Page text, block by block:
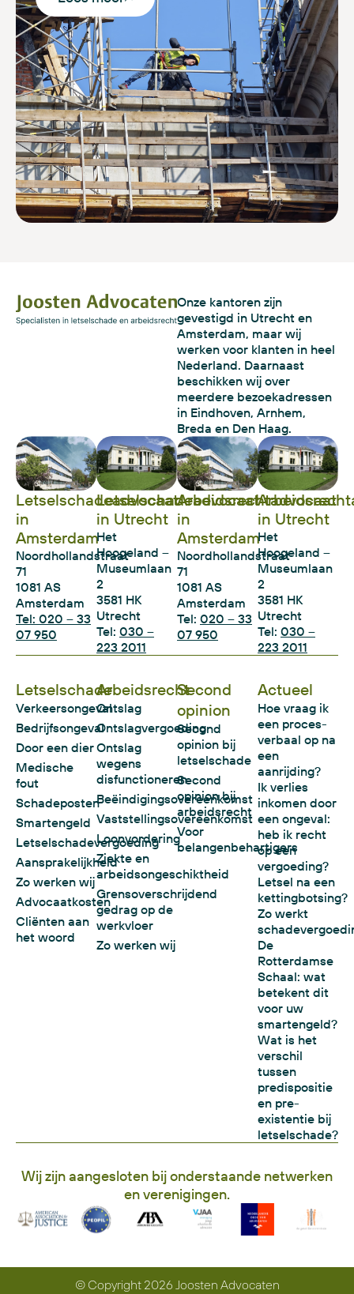
Onze kantoren zijn
gevestigd in Utrecht en
Amsterdam, maar wij
werken voor klanten in heel
Nederland. Daarnaast
beschikken wij over
meerdere bezoekadressen
in Eindhoven, Arnhem,
Breda en Den Haag.
Letselschadeadvocaat
in
Amsterdam
Noordhollandstraat
71
1081 AS
Amsterdam
Tel: 020 – 33
07 950
Letselschadeadvocaat
in Utrecht
Het
Hoogeland –
Museumlaan
2
3581 HK
Utrecht
Tel: 030 –
223 2011
Arbeidsrechtadvocaat
in
Amsterdam
Noordhollandstraat
71
1081 AS
Amsterdam
Tel: 020 – 33
07 950
in Utrecht
Het
Hoogeland –
Museumlaan
2
3581 HK
Utrecht
Tel: 030 –
223 2011
Letselschade
Verkeersongeval
Bedrijfsongeval
Door een dier
Medische
fout
Schadeposten
Smartengeld
Letselschadevergoeding
Aansprakelijkheid
Zo werken wij
Advocaatkosten
Cliënten aan
het woord
Arbeidsrecht
Ontslag
Ontslagvergoeding
Ontslag
wegens
disfunctioneren
Beëindigingsovereenkomst
Vaststellingsovereenkomst
Loonvordering
Ziekte en
arbeidsongeschiktheid
Grensoverschrijdend
gedrag op de
werkvloer
Zo werken wij
Second
opinion
Second
opinion bij
letselschade
Second
opinion bij
arbeidsrecht
Voor
belangenbehartigers
Actueel
Hoe vraag ik
een proces-
verbaal op na
een
aanrijding?
Ik verlies
inkomen door
een ongeval:
heb ik recht
op een
vergoeding?
Letsel na een
kettingbotsing?
Zo werkt
De
Rotterdamse
Schaal: wat
betekent dit
voor uw
smartengeld?
Wat is het
verschil
tussen
predispositie
en pre-
existentie bij
letselschade?
Wij zijn aangesloten bij onderstaande netwerken
en verenigingen.
© Copyright 2026 Joosten Advocaten